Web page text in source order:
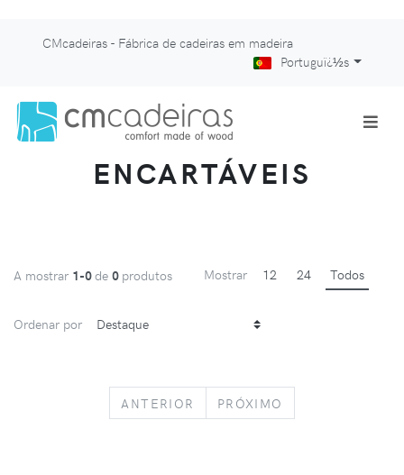
CMcadeiras - Fábrica de cadeiras em madeira
Portuguï¿½s
ENCARTÁVEIS
A mostrar 1-0de 0 produtos Mostrar 12 24 Todos
Ordenar por
ANTERIOR PREVIOUS
PRÓXIMO